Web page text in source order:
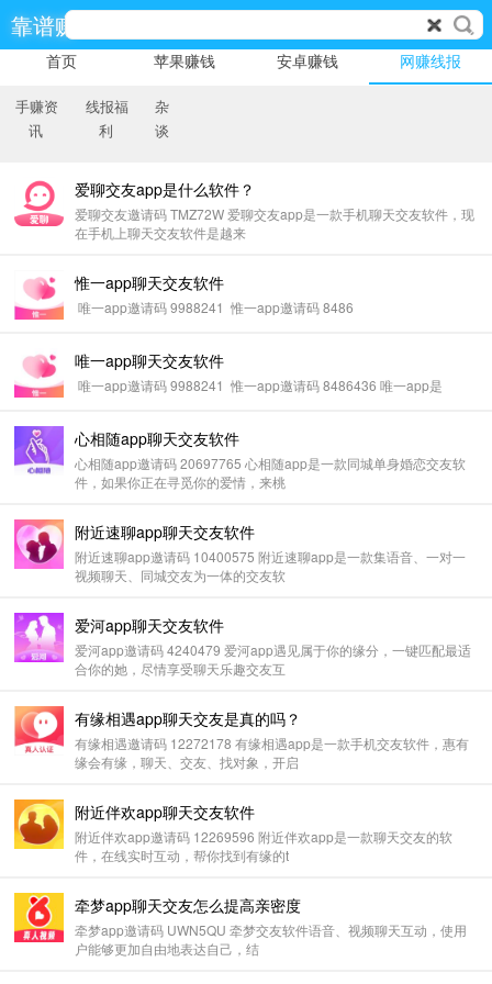
靠谱赚
首页 苹果赚钱 安卓赚钱 网赚线报
手赚资
讯
线报福
利
杂
谈
爱聊交友app是什么软件？
爱聊交友邀请码 TMZ72W 爱聊交友app是一款手机聊天交友软件，现
在手机上聊天交友软件是越来
惟一app聊天交友软件
唯一app邀请码 9988241 惟一app邀请码 8486
唯一app聊天交友软件
唯一app邀请码 9988241 惟一app邀请码 8486436 唯一app是
心相随app聊天交友软件
心相随app邀请码 20697765 心相随app是一款同城单身婚恋交友软
件，如果你正在寻觅你的爱情，来桃
附近速聊app聊天交友软件
附近速聊app邀请码 10400575 附近速聊app是一款集语音、一对一
视频聊天、同城交友为一体的交友软
爱河app聊天交友软件
爱河app邀请码 4240479 爱河app遇见属于你的缘分，一键匹配最适
合你的她，尽情享受聊天乐趣交友互
有缘相遇app聊天交友是真的吗？
有缘相遇邀请码 12272178 有缘相遇app是一款手机交友软件，惠有
缘会有缘，聊天、交友、找对象，开启
附近伴欢app聊天交友软件
附近伴欢app邀请码 12269596 附近伴欢app是一款聊天交友的软
件，在线实时互动，帮你找到有缘的t
牵梦app聊天交友怎么提高亲密度
牵梦app邀请码 UWN5QU 牵梦交友软件语音、视频聊天互动，使用
户能够更加自由地表达自己，结